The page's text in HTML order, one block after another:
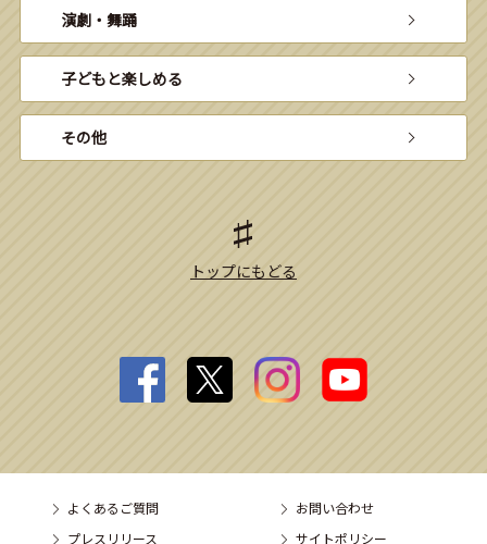
演劇・舞踊
子どもと楽しめる
その他
トップにもどる
よくあるご質問
お問い合わせ
プレスリリース
サイトポリシー